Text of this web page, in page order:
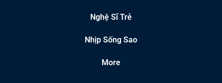
Nghệ Sĩ Trẻ
Nhịp Sống Sao
More